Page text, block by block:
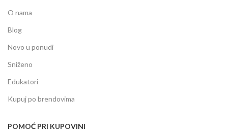
O nama
Blog
Novo u ponudi
Sniženo
Edukatori
Kupuj po brendovima
POMOĆ PRI KUPOVINI